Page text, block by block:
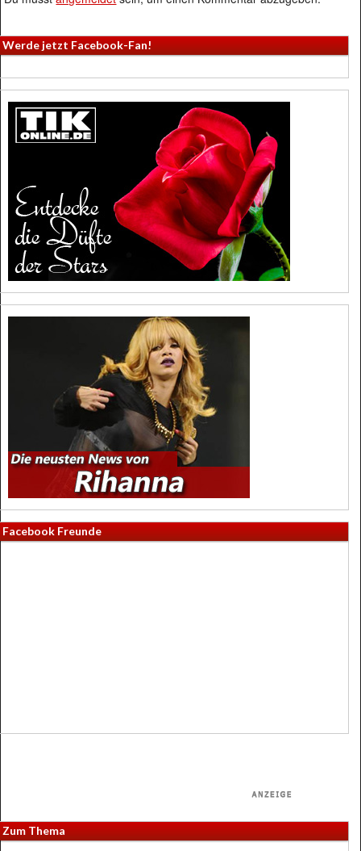
Werde jetzt Facebook-Fan!
Facebook Freunde
Zum Thema